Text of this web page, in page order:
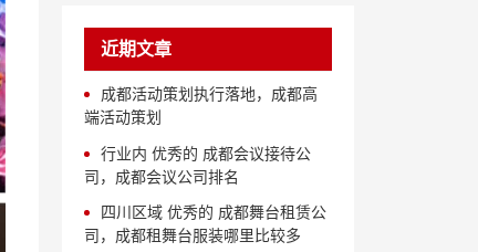
近期文章
成都活动策划执行落地，成都高
端活动策划
行业内 优秀的 成都会议接待公
司，成都会议公司排名
四川区域 优秀的 成都舞台租赁公
司，成都租舞台服装哪里比较多